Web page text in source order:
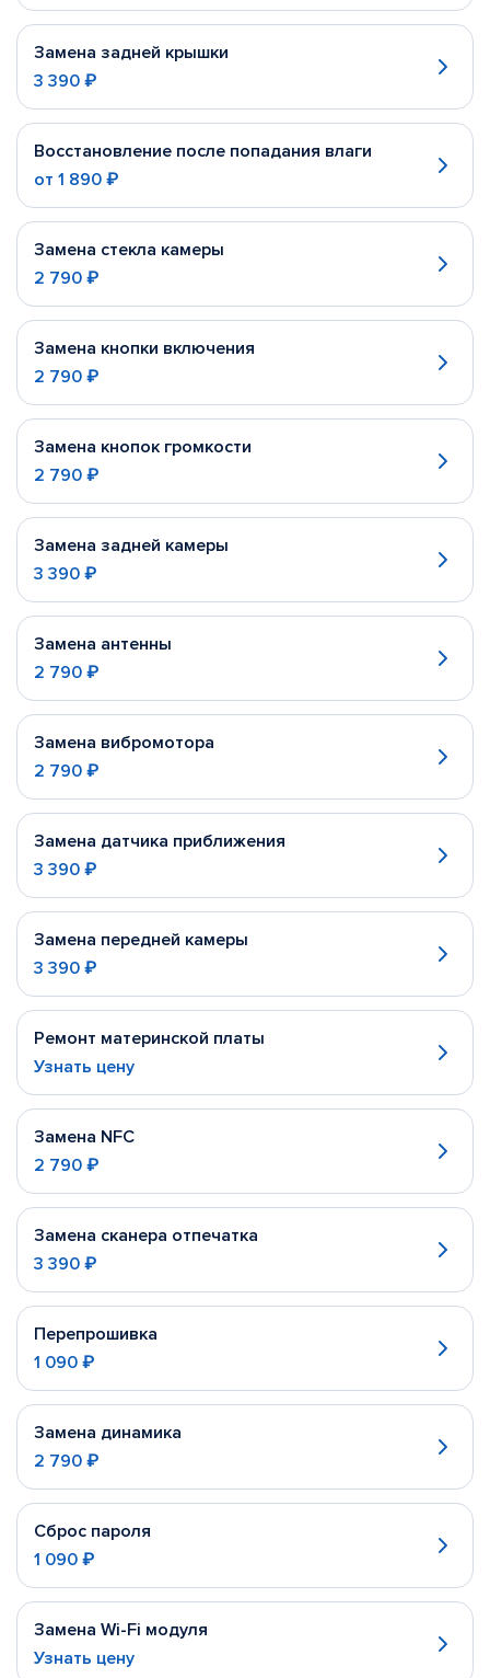
Замена задней крышки
3 390 ₽
Восстановление после попадания влаги
от 1 890 ₽
Замена стекла камеры
2 790 ₽
Замена кнопки включения
2 790 ₽
Замена кнопок громкости
2 790 ₽
Замена задней камеры
3 390 ₽
Замена антенны
2 790 ₽
Замена вибромотора
2 790 ₽
Замена датчика приближения
3 390 ₽
Замена передней камеры
3 390 ₽
Ремонт материнской платы
Узнать цену
Замена NFC
2 790 ₽
Замена сканера отпечатка
3 390 ₽
Перепрошивка
1 090 ₽
Замена динамика
2 790 ₽
Сброс пароля
1 090 ₽
Замена Wi-Fi модуля
Узнать цену